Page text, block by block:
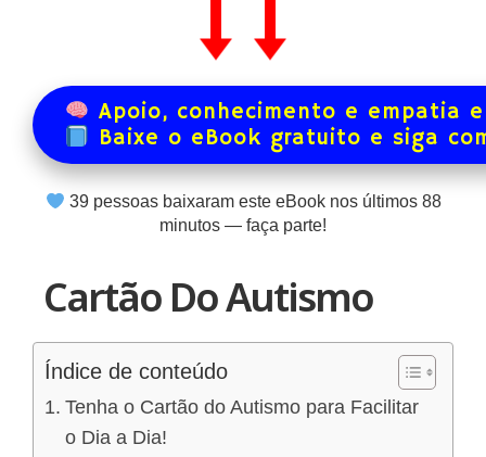
Apoio, conhecimento e empatia
Baixe o eBook gratuito e siga
39pessoas baixaram este eBook nos últimos 88
minutos — faça parte!
Cartão Do Autismo
Índice de conteúdo
Tenha o Cartão do Autismo para Facilitar
o Dia a Dia!